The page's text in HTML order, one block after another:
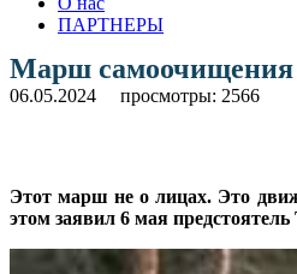
ПАРТНЕРЫ
Марш самоочищения
06.05.2024 просмотры: 2566
Этот марш не о лицах. Это
этом заявил 6 мая